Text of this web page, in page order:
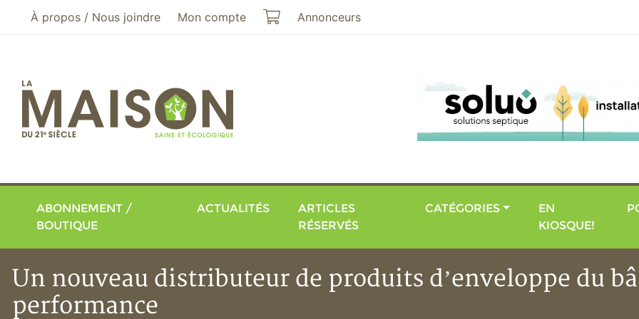
Aller au menu principal
Aller au contenu principal
À propos / Nous joindre Mon compte Mon panier
Annonceurs
ABONNEMENT /
BOUTIQUE
ACTUALITÉS
ARTICLES
RÉSERVÉS
CATÉGORIES
EN
KIOSQUE!
Un nouveau distributeur de produits d’enveloppe du
performance